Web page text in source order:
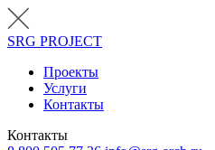
SRG PROJECT
Проекты
Услуги
Контакты
Контакты